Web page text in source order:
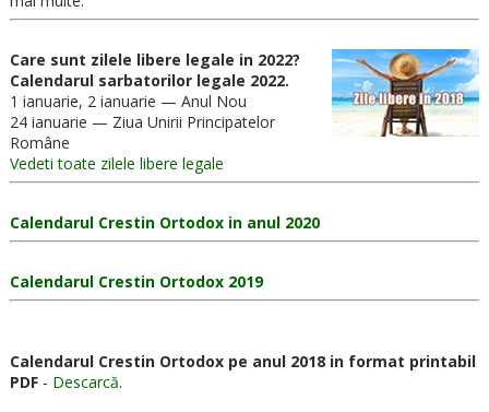
Care sunt zilele libere legale in 2022?
Calendarul sarbatorilor legale 2022.
1 ianuarie, 2 ianuarie — Anul Nou
24 ianuarie — Ziua Unirii Principatelor
Române
Vedeti toate zilele libere legale
Calendarul Crestin Ortodox in anul 2020
Calendarul Crestin Ortodox 2019
Calendarul Crestin Ortodox pe anul 2018 in format printabil
PDF- Descarcă.